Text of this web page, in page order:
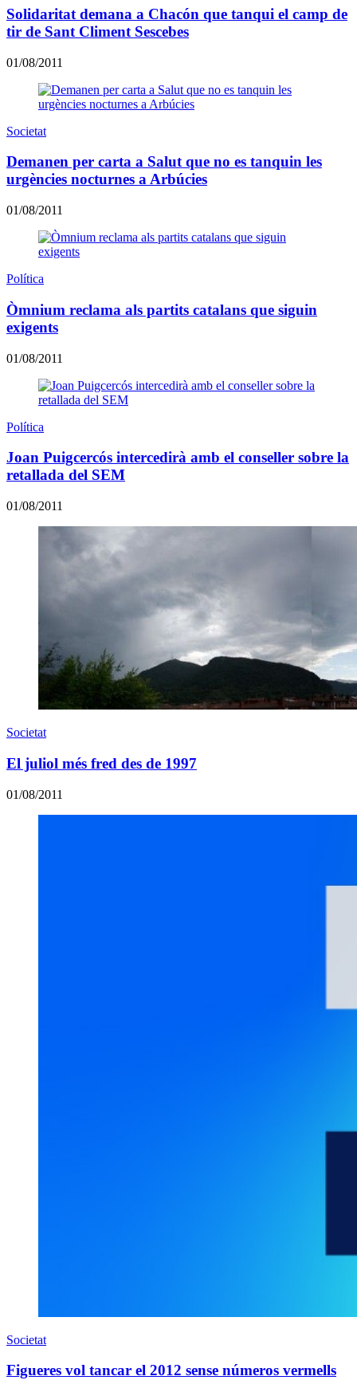
Solidaritat demana a Chacón que tanqui el camp de
tir de Sant Climent Sescebes
01/08/2011
Societat
Demanen per carta a Salut que no es tanquin les
urgències nocturnes a Arbúcies
01/08/2011
Política
Òmnium reclama als partits catalans que siguin
exigents
01/08/2011
Política
Joan Puigcercós intercedirà amb el conseller sobre la
retallada del SEM
01/08/2011
Societat
El juliol més fred des de 1997
01/08/2011
Societat
Figueres vol tancar el 2012 sense números vermells